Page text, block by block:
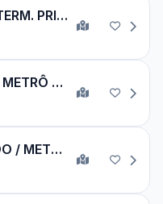
PQ. VL. MARIA / TERM. PRINC. ISABEL - CIRCULAR
CENTER NORTE / METRÔ BELÉM
PQ. NOVO MUNDO / METRÔ SANTANA